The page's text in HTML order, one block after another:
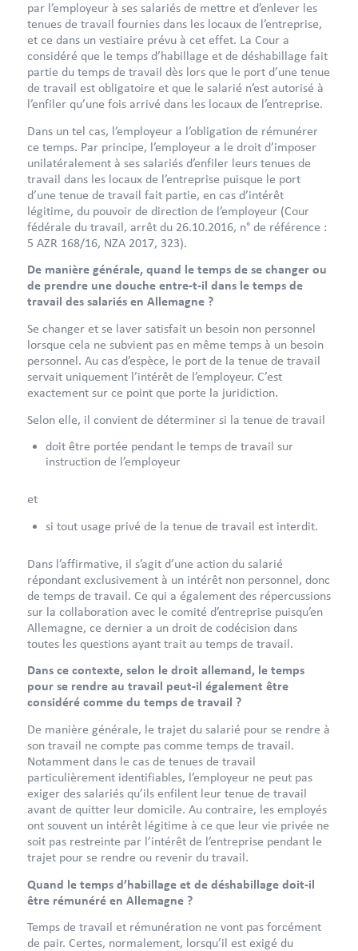
par l’employeur à ses salariés de mettre et d’enlever les
tenues de travail fournies dans les locaux de l’entreprise,
et ce dans un vestiaire prévu à cet effet. La Cour a
considéré que le temps d’habillage et de déshabillage fait
partie du temps de travail dès lors que le port d’une tenue
de travail est obligatoire et que le salarié n’est autorisé à
l’enfiler qu’une fois arrivé dans les locaux de l’entreprise.
Dans un tel cas, l’employeur a l’obligation de rémunérer
ce temps. Par principe, l’employeur a le droit d’imposer
unilatéralement à ses salariés d’enfiler leurs tenues de
travail dans les locaux de l’entreprise puisque le port
d’une tenue de travail fait partie, en cas d’intérêt
légitime, du pouvoir de direction de l’employeur (Cour
fédérale du travail, arrêt du 26.10.2016, n° de référence :
5 AZR 168/16, NZA 2017, 323).
De manière générale, quand le temps de se changer ou
de prendre une douche entre-t-il dans le temps de
travail des salariés en Allemagne ?
Se changer et se laver satisfait un besoin non personnel
lorsque cela ne subvient pas en même temps à un besoin
personnel. Au cas d’espèce, le port de la tenue de travail
servait uniquement l’intérêt de l’employeur. C’est
exactement sur ce point que porte la juridiction.
Selon elle, il convient de déterminer si la tenue de travail
doit être portée pendant le temps de travail sur
instruction de l’employeur
et
si tout usage privé de la tenue de travail est interdit.
Dans l’affirmative, il s’agit d’une action du salarié
répondant exclusivement à un intérêt non personnel, donc
de temps de travail. Ce qui a également des répercussions
sur la collaboration avec le comité d’entreprise puisqu’en
Allemagne, ce dernier a un droit de codécision dans
toutes les questions ayant trait au temps de travail.
Dans ce contexte, selon le droit allemand, le temps
pour se rendre au travail peut-il également être
considéré comme du temps de travail ?
De manière générale, le trajet du salarié pour se rendre à
son travail ne compte pas comme temps de travail.
Notamment dans le cas de tenues de travail
particulièrement identifiables, l’employeur ne peut pas
exiger des salariés qu’ils enfilent leur tenue de travail
avant de quitter leur domicile. Au contraire, les employés
ont souvent un intérêt légitime à ce que leur vie privée ne
soit pas restreinte par l’intérêt de l’entreprise pendant le
trajet pour se rendre ou revenir du travail.
Quand le temps d’habillage et de déshabillage doit-il
être rémunéré en Allemagne ?
Temps de travail et rémunération ne vont pas forcément
de pair. Certes, normalement, lorsqu’il est exigé du